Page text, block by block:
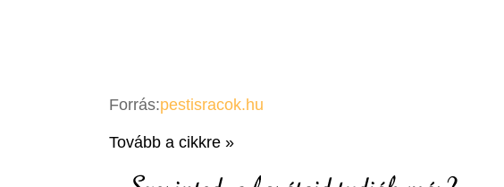
Forrás:pestisracok.hu
Tovább a cikkre »